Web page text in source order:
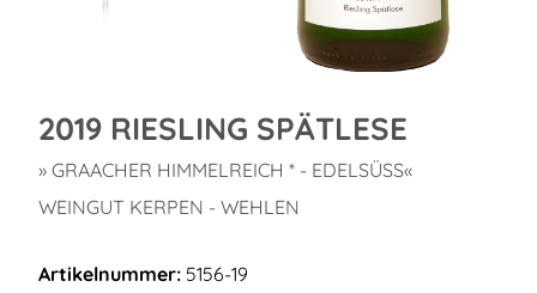
2019 RIESLING SPÄTLESE
» GRAACHER HIMMELREICH * - EDELSÜSS«
WEINGUT KERPEN - WEHLEN
Artikelnummer: 5156-19